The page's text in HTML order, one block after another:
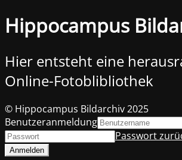
Hippocampus
Hier entsteht eine
Online-Fotoblibliothek
© Hippocampus Bildarchiv 2025
Benutzeranmeldung
Passwort